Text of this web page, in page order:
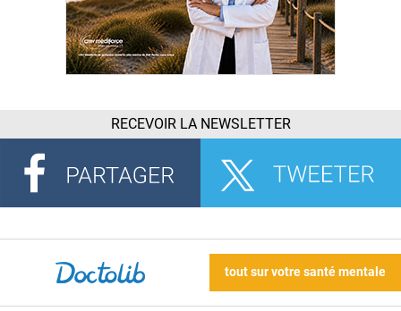
RECEVOIR LA NEWSLETTER
tout sur votre santé mentale